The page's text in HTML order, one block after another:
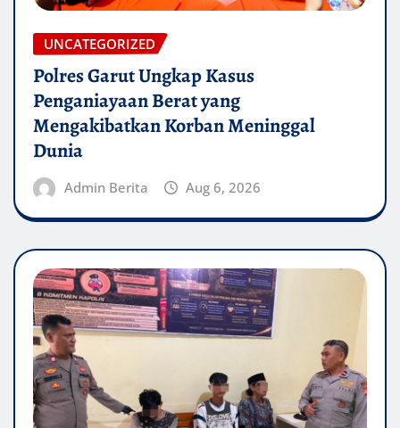
UNCATEGORIZED
Polres Garut Ungkap Kasus
Penganiayaan Berat yang
Mengakibatkan Korban Meninggal
Dunia
Admin Berita Aug 6, 2026